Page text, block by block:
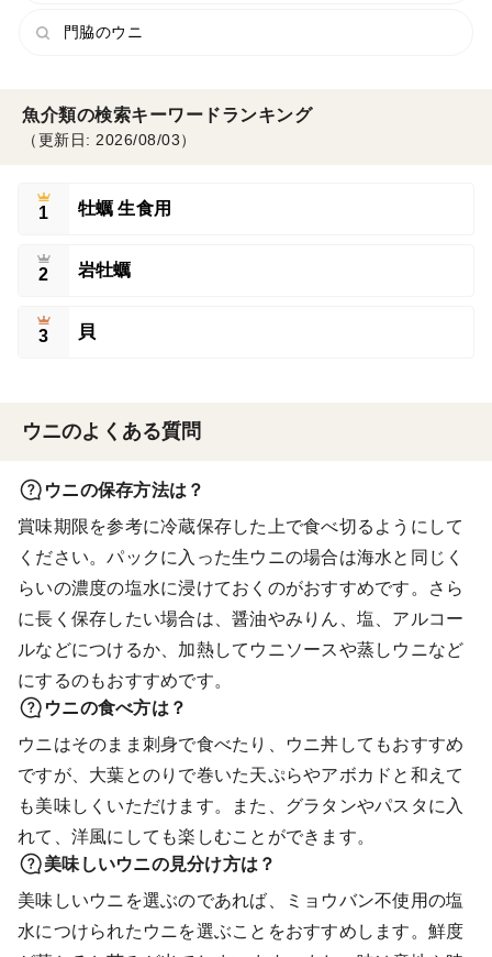
門脇のウニ
魚介類の検索キーワードランキング
（更新日: 2026/08/03）
1 牡蠣 生食用
2 岩牡蠣
3 貝
ウニのよくある質問
ウニの保存方法は？
賞味期限を参考に冷蔵保存した上で食べ切るようにして
ください。パックに入った生ウニの場合は海水と同じく
らいの濃度の塩水に浸けておくのがおすすめです。さら
に長く保存したい場合は、醤油やみりん、塩、アルコー
ルなどにつけるか、加熱してウニソースや蒸しウニなど
にするのもおすすめです。
ウニの食べ方は？
ウニはそのまま刺身で食べたり、ウニ丼してもおすすめ
ですが、大葉とのりで巻いた天ぷらやアボカドと和えて
も美味しくいただけます。また、グラタンやパスタに入
れて、洋風にしても楽しむことができます。
美味しいウニの見分け方は？
美味しいウニを選ぶのであれば、ミョウバン不使用の塩
水につけられたウニを選ぶことをおすすめします。鮮度